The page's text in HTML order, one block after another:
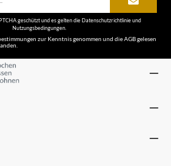
geschützt und es gelten die Datenschutzrichtlinieund
Nutzungsbedingungen.
zur Kenntnis genommen und dieAGBgelesen